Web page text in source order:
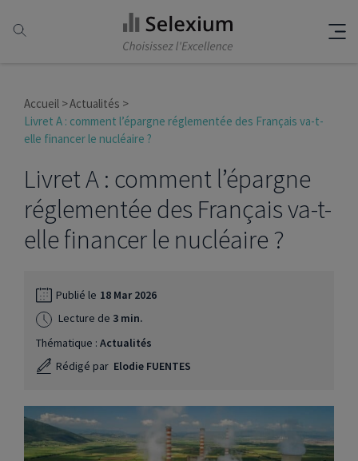
Accueil
Actualités
Livret A : comment l’épargne réglementée des Français va-t-
elle financer le nucléaire ?
Livret A : comment l’épargne
réglementée des Français va-t-
elle financer le nucléaire ?
Publié le 18 Mar 2026
Lecture de 3 min.
Thématique : Actualités
Rédigé par Elodie FUENTES